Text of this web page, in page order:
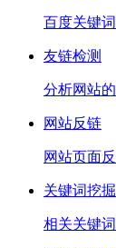
百度关键
友链检测
分析网站
网站反链
网站页面
关键词挖掘
相关关键